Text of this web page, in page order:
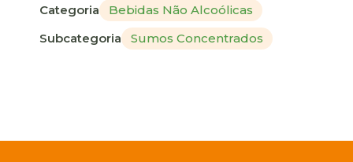
Categoria
Bebidas Não Alcoólicas
Subcategoria
Sumos Concentrados